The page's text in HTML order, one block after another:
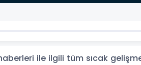
ile ilgili tüm sıcak